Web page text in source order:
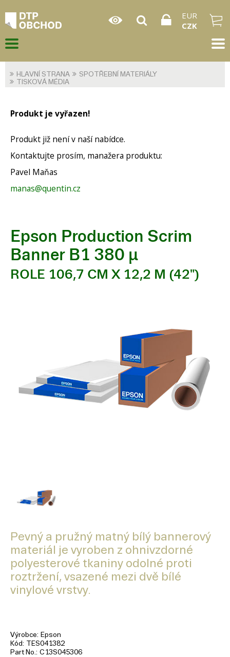
EUR
CZK
HLAVNÍ STRANA
SPOTŘEBNÍ MATERIÁLY
TISKOVÁ MÉDIA
Produkt je vyřazen!
Produkt již není v naší nabídce.
Kontaktujte prosím, manažera produktu:
Pavel Maňas
manas@quentin.cz
Epson Production Scrim
Banner B1 380 µ
ROLE 106,7 CM X 12,2 M (42")
Pevný a pružný matný bílý bannerový
materiál je vyroben z ohnivzdorné
polyesterové tkaniny odolné proti
roztržení, vsazené mezi dvě bílé
vinylové vrstvy.
Výrobce
Epson
Kód
TES041382
Part No. C13S045306